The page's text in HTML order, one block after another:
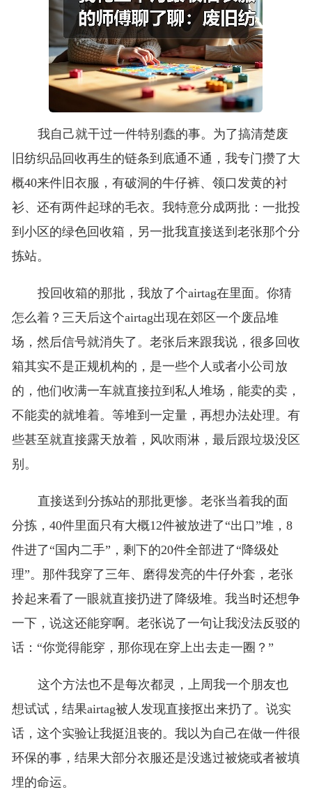
我自己就干过一件特别蠢的事。为了搞清楚废
旧纺织品回收再生的链条到底通不通，我专门攒了大
概40来件旧衣服，有破洞的牛仔裤、领口发黄的衬
衫、还有两件起球的毛衣。我特意分成两批：一批投
到小区的绿色回收箱，另一批我直接送到老张那个分
拣站。
投回收箱的那批，我放了个airtag在里面。你猜
怎么着？三天后这个airtag出现在郊区一个废品堆
场，然后信号就消失了。老张后来跟我说，很多回收
箱其实不是正规机构的，是一些个人或者小公司放
的，他们收满一车就直接拉到私人堆场，能卖的卖，
不能卖的就堆着。等堆到一定量，再想办法处理。有
些甚至就直接露天放着，风吹雨淋，最后跟垃圾没区
别。
直接送到分拣站的那批更惨。老张当着我的面
分拣，40件里面只有大概12件被放进了“出口”堆，8
件进了“国内二手”，剩下的20件全部进了“降级处
理”。那件我穿了三年、磨得发亮的牛仔外套，老张
拎起来看了一眼就直接扔进了降级堆。我当时还想争
一下，说这还能穿啊。老张说了一句让我没法反驳的
话：“你觉得能穿，那你现在穿上出去走一圈？”
这个方法也不是每次都灵，上周我一个朋友也
想试试，结果airtag被人发现直接抠出来扔了。说实
话，这个实验让我挺沮丧的。我以为自己在做一件很
环保的事，结果大部分衣服还是没逃过被烧或者被填
埋的命运。